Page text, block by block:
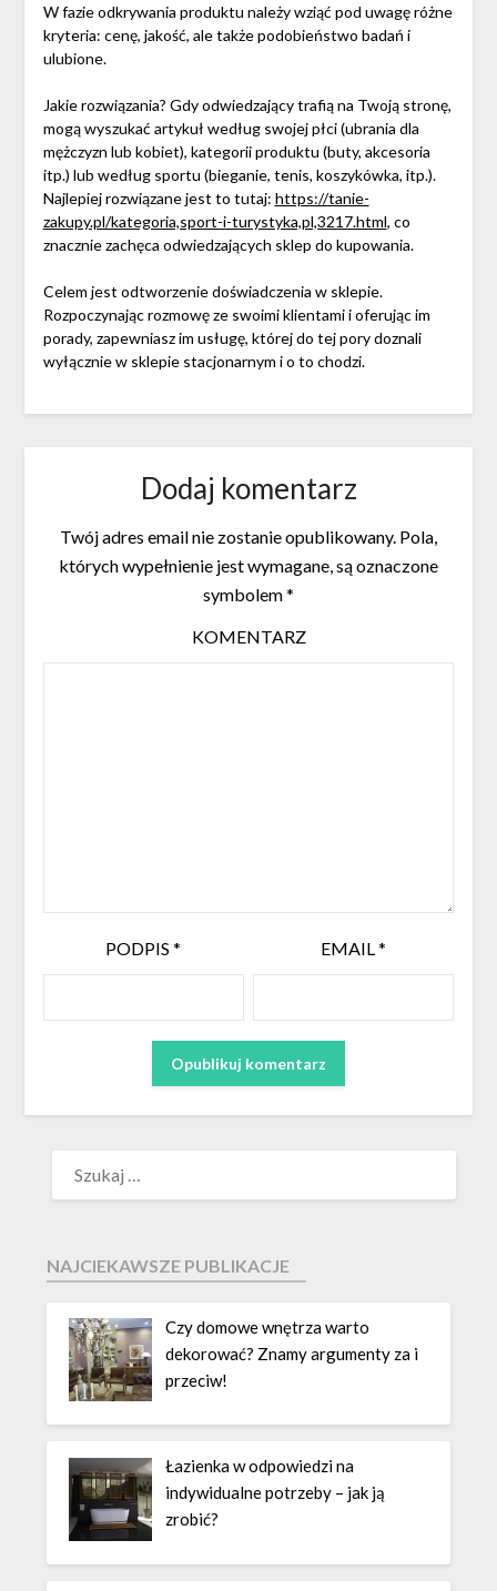
W fazie odkrywania produktu należy wziąć pod uwagę różne
kryteria: cenę, jakość, ale także podobieństwo badań i
ulubione.
Jakie rozwiązania? Gdy odwiedzający trafią na Twoją stronę,
mogą wyszukać artykuł według swojej płci (ubrania dla
mężczyzn lub kobiet), kategorii produktu (buty, akcesoria
itp.) lub według sportu (bieganie, tenis, koszykówka, itp.).
Najlepiej rozwiązane jest to tutaj: https://tanie-
zakupy.pl/kategoria,sport-i-turystyka,pl,3217.html, co
znacznie zachęca odwiedzających sklep do kupowania.
Celem jest odtworzenie doświadczenia w sklepie.
Rozpoczynając rozmowę ze swoimi klientami i oferując im
porady, zapewniasz im usługę, której do tej pory doznali
wyłącznie w sklepie stacjonarnym i o to chodzi.
Dodaj komentarz
Twój adres email nie zostanie opublikowany. Pola,
których wypełnienie jest wymagane, są oznaczone
symbolem*
KOMENTARZ
PODPIS* EMAIL*
NAJCIEKAWSZE PUBLIKACJE
Czy domowe wnętrza warto
dekorować? Znamy argumenty za i
przeciw!
Łazienka w odpowiedzi na
indywidualne potrzeby – jak ją
zrobić?